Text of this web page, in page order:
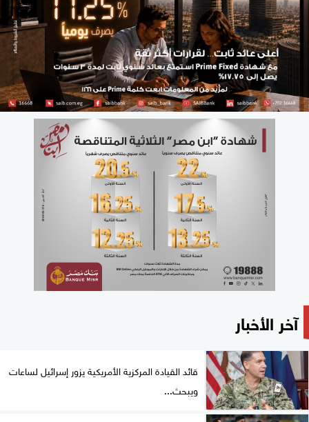
آخر الأخبار
قائد القيادة المركزية الأمريكية يزور إسرائيل لساعات
ويبحث...